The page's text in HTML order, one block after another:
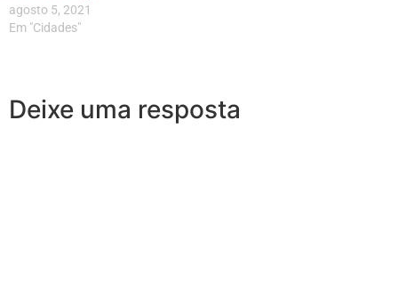
agosto 5, 2021
Em "Cidades"
Deixe uma resposta